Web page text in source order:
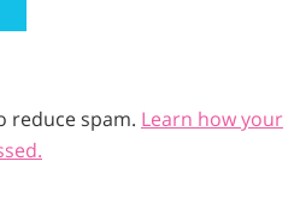
reduce spam. Learn how your